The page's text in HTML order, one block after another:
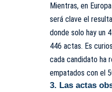
Mientras, en
será clave el
donde solo hay un
446 actas. Es
cada candidato ha
empatados con el
3. Las actas